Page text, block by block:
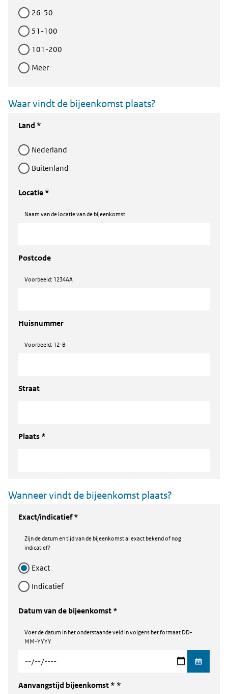
26-50
51-100
101-200
Meer
Waar vindt de bijeenkomst plaats?
Land *
Nederland
Buitenland
Locatie *
Naam van de locatie van de bijeenkomst
Postcode
Voorbeeld: 1234AA
Huisnummer
Voorbeeld: 12-B
Straat
Plaats *
Wanneer vindt de bijeenkomst plaats?
Exact/indicatief *
Zijn de datum en tijd van de bijeenkomst al exact bekend of nog
indicatief?
exact
indicatief
Datum van de bijeenkomst *
Voer de datum in het onderstaande veld in volgens het formaat DD-
MM-YYYY
Aanvangstijd bijeenkomst *